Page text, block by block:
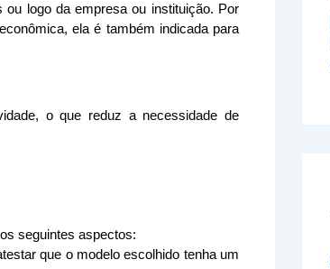
logo da empresa ou instituição. Por
ela é também indicada para
o que reduz a necessidade de
seguintes aspectos:
que o modelo escolhido tenha um